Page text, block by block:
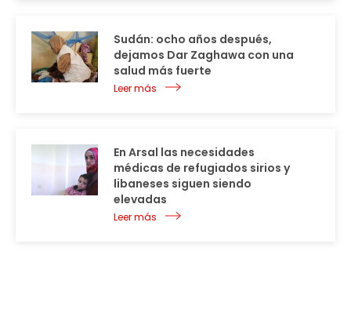
Sudán: ocho años después,
dejamos Dar Zaghawa con una
salud más fuerte
Leer más
En Arsal las necesidades
médicas de refugiados sirios y
libaneses siguen siendo
elevadas
Leer más